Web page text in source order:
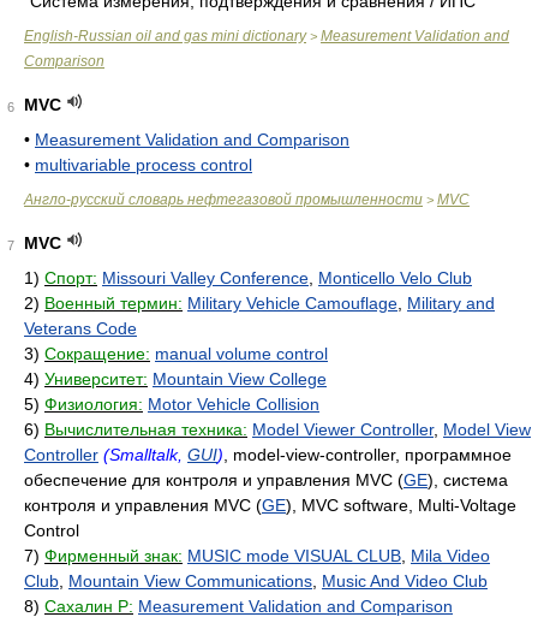
English-Russian oil and gas mini dictionary> Measurement Validation and
Comparison
6
MVC
• Measurement Validation and Comparison
• multivariable process control
Англо-русский словарь нефтегазовой промышленности > MVC
7
MVC
1) Спорт: Missouri Valley Conference Monticello Velo Club
2) Военный термин: Military Vehicle Camouflage Military and
Veterans Code
3) Сокращение: manual volume control
4) Университет: Mountain View College
5) Физиология: Motor Vehicle Collision
6) Вычислительная техника: Model Viewer Controller, Model View
Controller (Smalltalk, GUI) , model-view-controller, программное
обеспечение для контроля и управления MVC (GE), система
контроля и управления MVC (GE), MVC software, Multi-Voltage
Control
7) Фирменный знак: MUSIC mode VISUAL CLUB Mila Video
Club Mountain View Communications Music And Video Club
8) Сахалин Р: Measurement Validation and Comparison